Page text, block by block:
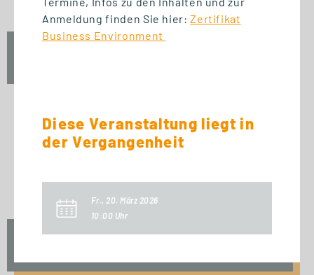
START ZERTIFIKAT
Management
Anmeldung finden Sie hier:Zertifikat
Business Environment
Diese Veranstaltung liegt in
der Vergangenheit
Fr., 20. März 2026
10:00 Uhr